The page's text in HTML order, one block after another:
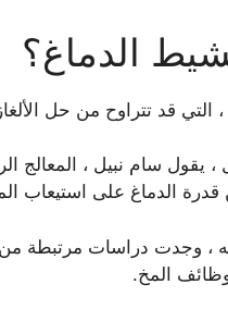
الدماغ؟
التي قد تتراوح من حل
، يقول سام نبيل ،
قدرة الدماغ على استيعاب
المخ.